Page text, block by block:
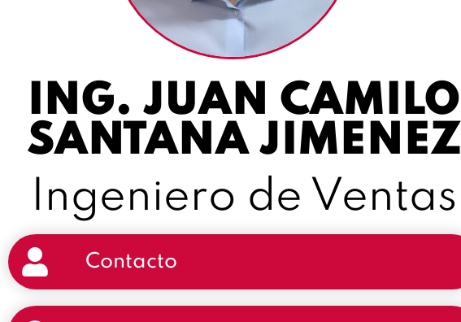
ING. JUAN CAMILO
SANTANA JIMENEZ
Ingeniero de Ventas
Contacto